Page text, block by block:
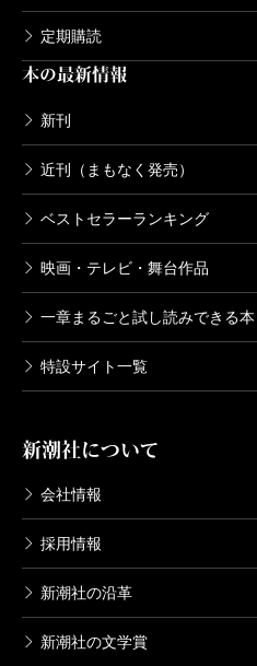
定期購読
本の最新情報
新刊
近刊（まもなく発売）
ベストセラーランキング
映画・テレビ・舞台作品
一章まるごと試し読みできる本
特設サイト一覧
新潮社について
会社情報
採用情報
新潮社の沿革
新潮社の文学賞